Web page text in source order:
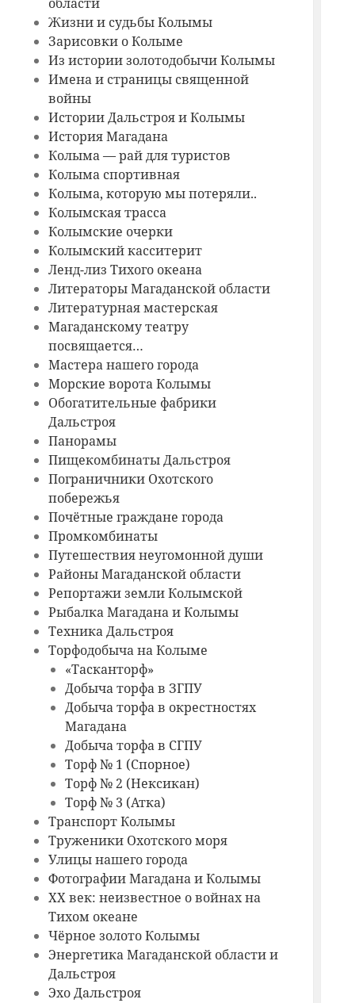
Жизни и судьбы Колымы
Зарисовки о Колыме
Из истории золотодобычи Колымы
Имена и страницы священной
войны
Истории Дальстроя и Колымы
История Магадана
Колыма — рай для туристов
Колыма спортивная
Колыма, которую мы потеряли..
Колымская трасса
Колымские очерки
Колымский касситерит
Ленд-лиз Тихого океана
Литераторы Магаданской области
Литературная мастерская
Магаданскому театру
посвящается…
Мастера нашего города
Морские ворота Колымы
Обогатительные фабрики
Дальстроя
Панорамы
Пищекомбинаты Дальстроя
Пограничники Охотского
побережья
Почётные граждане города
Промкомбинаты
Путешествия неугомонной души
Районы Магаданской области
Репортажи земли Колымской
Рыбалка Магадана и Колымы
Техника Дальстроя
Торфодобыча на Колыме
«Тасканторф»
Добыча торфа в ЗГПУ
Добыча торфа в окрестностях
Магадана
Добыча торфа в СГПУ
Торф № 1 (Спорное)
Торф № 2 (Нексикан)
Торф № 3 (Атка)
Транспорт Колымы
Труженики Охотского моря
Улицы нашего города
Фотографии Магадана и Колымы
ХХ век: неизвестное о войнах на
Тихом океане
Чёрное золото Колымы
Энергетика Магаданской области и
Дальстроя
Эхо Дальстроя